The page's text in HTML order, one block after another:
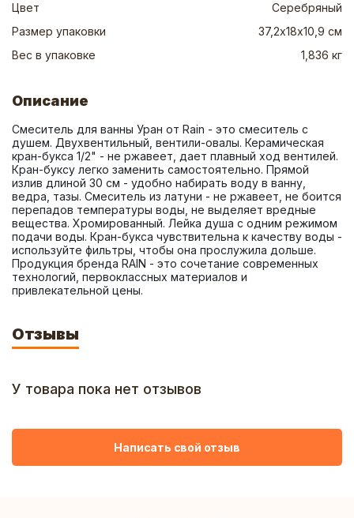
Цвет
Серебряный
Размер упаковки
37,2х18х10,9 см
Вес в упаковке
1,836 кг
Описание
Смеситель для ванны Уран от Rain - это смеситель с
душем. Двухвентильный, вентили-овалы. Керамическая
кран-букса 1/2" - не ржавеет, дает плавный ход вентилей.
Кран-буксу легко заменить самостоятельно. Прямой
излив длиной 30 см - удобно набирать воду в ванну,
ведра, тазы. Смеситель из латуни - не ржавеет, не боится
перепадов температуры воды, не выделяет вредные
вещества. Хромированный. Лейка душа с одним режимом
подачи воды. Кран-букса чувствительна к качеству воды -
используйте фильтры, чтобы она прослужила дольше.
Продукция бренда RAIN - это сочетание современных
технологий, первоклассных материалов и
привлекательной цены.
Отзывы
У товара пока нет отзывов
Написать свой отзыв